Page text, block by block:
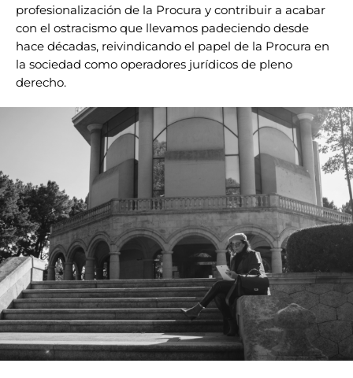
profesionalización de la Procura y contribuir a acabar
con el ostracismo que llevamos padeciendo desde
hace décadas, reivindicando el papel de la Procura en
la sociedad como operadores jurídicos de pleno
derecho.